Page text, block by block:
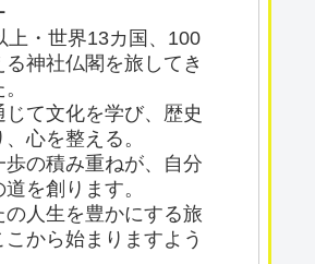
上・世界13カ国、100
る神社仏閣を旅してき
じて文化を学び、歴史
、心を整える。
歩の積み重ねが、自分
を創ります。
の人生を豊かにする旅
こから始まりますよう